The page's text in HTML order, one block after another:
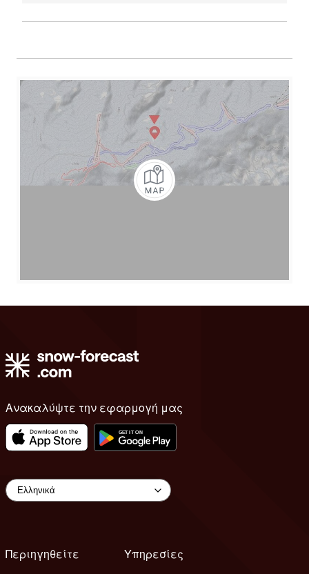
Ανακαλύψτε την εφαρμογή μας
Περιηγηθείτε
Υπηρεσίες